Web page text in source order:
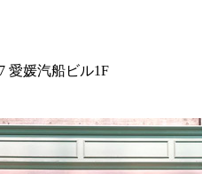
愛媛汽船ビル1F